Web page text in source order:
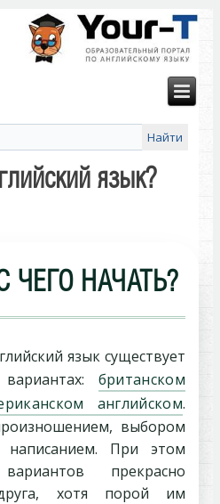
язык?
НАЧАТЬ?
язык существует
британском
английском.
выбором
При этом
прекрасно
хотя порой им